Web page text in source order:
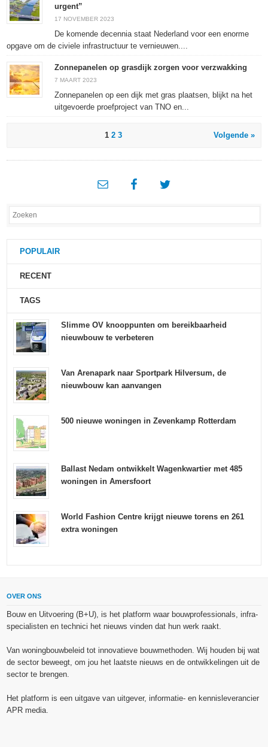
urgent”
17 NOVEMBER 2023
De komende decennia staat Nederland voor een enorme
opgave om de civiele infrastructuur te vernieuwen....
Zonnepanelen op grasdijk zorgen voor verzwakking
7 MAART 2023
Zonnepanelen op een dijk met gras plaatsen, blijkt na het
uitgevoerde proefproject van TNO en...
1 2 3 Volgende »
POPULAIR
RECENT
TAGS
Slimme OV knooppunten om bereikbaarheid
nieuwbouw te verbeteren
Van Arenapark naar Sportpark Hilversum, de
nieuwbouw kan aanvangen
500 nieuwe woningen in Zevenkamp Rotterdam
Ballast Nedam ontwikkelt Wagenkwartier met 485
woningen in Amersfoort
World Fashion Centre krijgt nieuwe torens en 261
extra woningen
OVER ONS
Bouw en Uitvoering (B+U), is het platform waar bouwprofessionals, infra-
specialisten en technici het nieuws vinden dat hun werk raakt.
Van woningbouwbeleid tot innovatieve bouwmethoden. Wij houden bij wat
de sector beweegt, om jou het laatste nieuws en de ontwikkelingen uit de
sector te brengen.
Het platform is een uitgave van uitgever, informatie- en kennisleverancier
APR media.